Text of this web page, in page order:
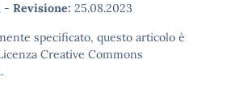
- Revisione: 25.08.2023
specificato, questo articolo è
Creative Commons